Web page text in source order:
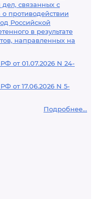
связанных с
противодействии
Российской
в результате
направленных на
от 01.07.2026 N 24-
от 17.06.2026 N 5-
Подробнее...